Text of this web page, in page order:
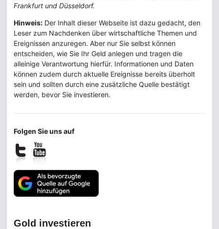
Frankfurt und Düsseldorf.
Hinweis: Der Inhalt dieser Webseite ist dazu gedacht, den
Leser zum Nachdenken über wirtschaftliche Themen und
Ereignissen anzuregen. Aber nur Sie selbst können
entscheiden, wie Sie Ihr Geld anlegen und tragen die
alleinige Verantwortung hierfür. Informationen und Daten
können zudem durch aktuelle Ereignisse bereits überholt
sein und sollten durch eine zusätzliche Quelle bestätigt
werden, bevor Sie investieren.
Folgen Sie uns auf
Gold investieren